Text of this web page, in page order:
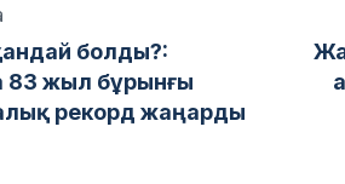
болды?:
83 жыл бұрынғы
рекорд жаңарды